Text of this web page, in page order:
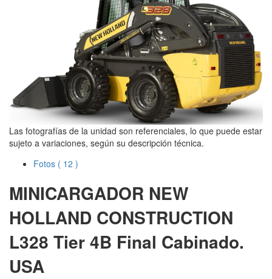
Las fotografías de la unidad son referenciales, lo que puede estar
sujeto a variaciones, según su descripción técnica.
Fotos ( 12 )
MINICARGADOR NEW
HOLLAND CONSTRUCTION
L328 Tier 4B Final Cabinado.
USA